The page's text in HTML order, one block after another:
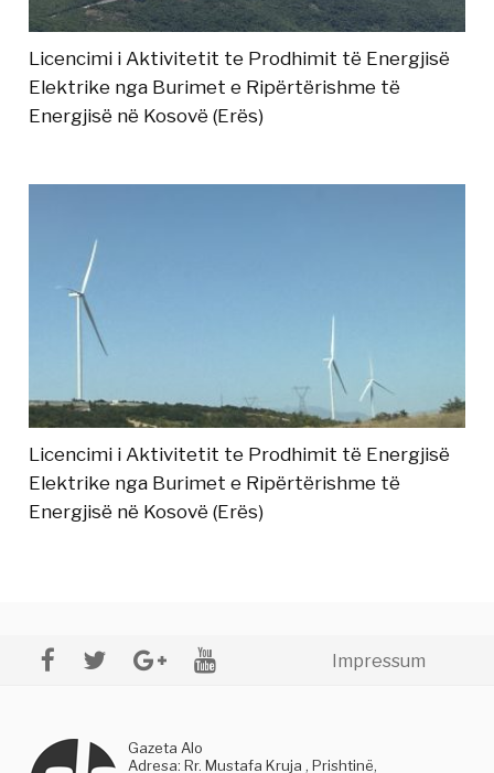
Licencimi i Aktivitetit te Prodhimit të Energjisë
Elektrike nga Burimet e Ripërtërishme të
Energjisë në Kosovë (Erës)
Licencimi i Aktivitetit te Prodhimit të Energjisë
Elektrike nga Burimet e Ripërtërishme të
Energjisë në Kosovë (Erës)
Impressum
Gazeta Alo
Adresa: Rr. Mustafa Kruja , Prishtinë,